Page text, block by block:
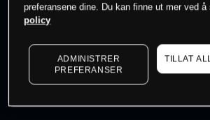
Log in
preferansene dine. Du kan finne ut mer ved å
policy
ADMINISTRER
PREFERANSER
TILLAT